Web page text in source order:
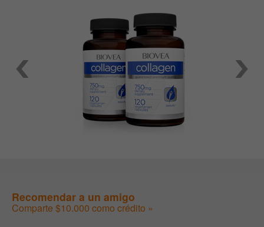
Recomendar a un amigo
Comparte $10.000 como crédito »